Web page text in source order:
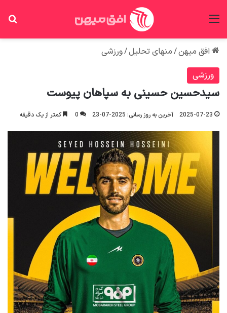
افق میهن/منهای تحلیل/ورزشی
ورزشی
سیدحسین حسینی به سپاهان پیوست
2025-07-23 آخرین به روز رسانی: 2025-07-23 0 کمتر از یک دقیقه